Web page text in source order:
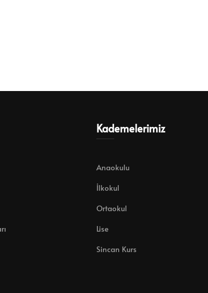
Kademelerimiz
Anaokulu
İlkokul
Ortaokul
Lise
Sincan Kurs